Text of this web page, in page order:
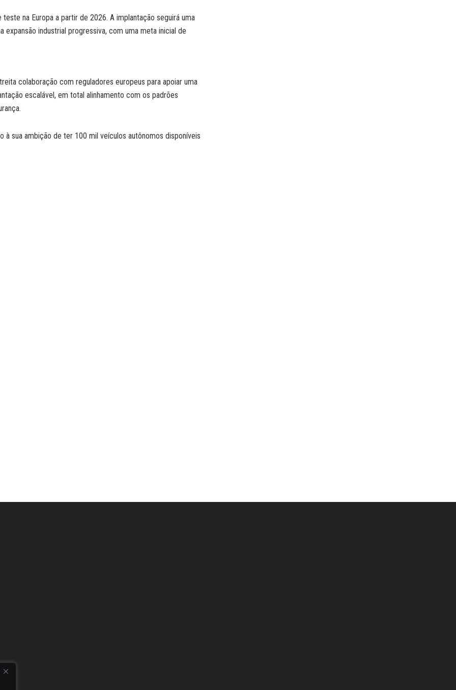
na Europa a partir de 2026. A implantação seguirá uma
industrial progressiva, com uma meta inicial de
colaboração com reguladores europeus para apoiar uma
escalável, em total alinhamento com os padrões
à sua ambição de ter 100 mil veículos autônomos disponíveis